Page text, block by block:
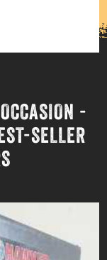
-
SELLER